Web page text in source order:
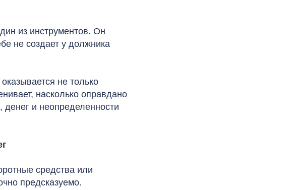
из инструментов. Он
не создает у должника
не только
насколько оправдано
денег и неопределенности
средства или
предсказуемо.